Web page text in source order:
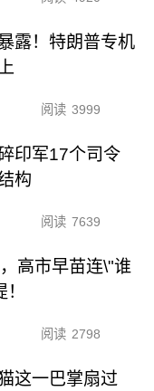
露！特朗普专机
阅读 3999
印军17个司令
构
阅读 7639
高市早苗连\"谁
阅读 2798
这一巴掌扇过